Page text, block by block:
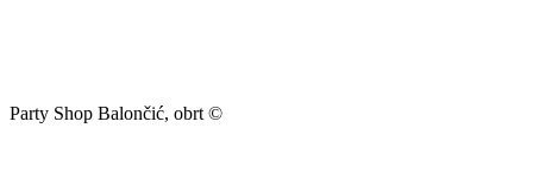
Party Shop Balončić, obrt ©